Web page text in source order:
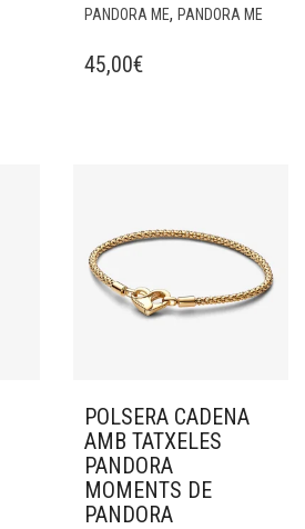
PANDORA ME, PANDORA ME
45,00€
POLSERA CADENA
AMB TATXELES
PANDORA
MOMENTS DE
PANDORA